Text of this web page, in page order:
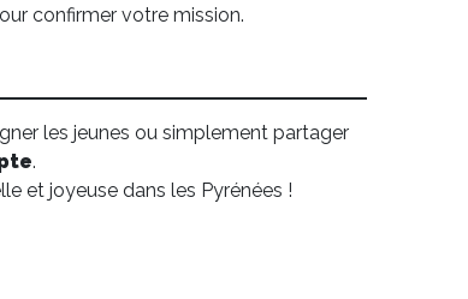
confirmer votre mission.
les jeunes ou simplement partager
.
et joyeuse dans les Pyrénées !